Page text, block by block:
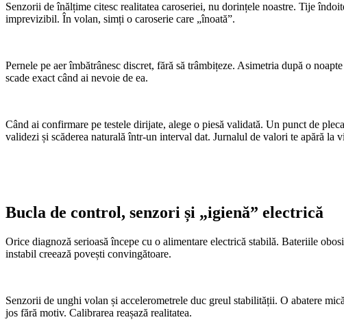
Senzorii de înălțime citesc realitatea caroseriei, nu dorințele noastre. Tije
imprevizibil. În volan, simți o caroserie care „înoată”.
Pernele pe aer îmbătrânesc discret, fără să trâmbițeze. Asimetria după o
scade exact când ai nevoie de ea.
Când ai confirmare pe testele dirijate, alege o piesă validată. Un punct de
validezi și scăderea naturală într-un interval dat. Jurnalul de valori te apără la
Bucla de control, senzori și „igienă” electrică
Orice diagnoză serioasă începe cu o alimentare electrică stabilă. Bateriile
instabil creează povești convingătoare.
Senzorii de unghi volan și accelerometrele duc greul stabilității. O abatere
jos fără motiv. Calibrarea reașază realitatea.